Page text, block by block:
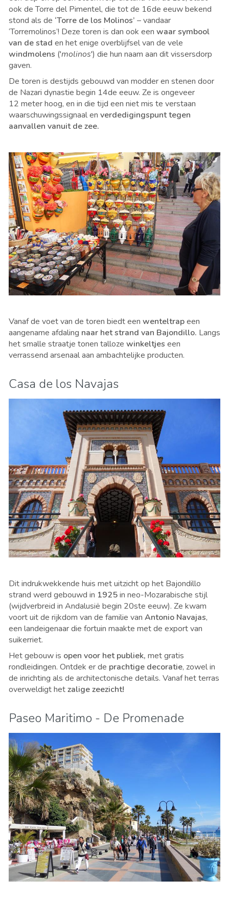
ook de Torre del Pimentel, die tot de 16de eeuw bekend
stond als de ‘Torre de los Molinos’ – vandaar
‘Torremolinos’! Deze toren is dan ook een waar symbool
van de stad en het enige overblijfsel van de vele
windmolens ('molinos') die hun naam aan dit vissersdorp
gaven.
De toren is destijds gebouwd van modder en stenen door
de Nazari dynastie begin 14de eeuw. Ze is ongeveer
12 meter hoog, en in die tijd een niet mis te verstaan
waarschuwingssignaal en verdedigingspunt tegen
aanvallen vanuit de zee.
Vanaf de voet van de toren biedt een wenteltrapeen
aangename afdaling naar het strand van Bajondillo. Langs
het smalle straatje tonen talloze winkeltjes een
verrassend arsenaal aan ambachtelijke producten.
Casa de los Navajas
Dit indrukwekkende huis met uitzicht op het Bajondillo
strand werd gebouwd in 1925in neo-Mozarabische stijl
(wijdverbreid in Andalusië begin 20ste eeuw). Ze kwam
voort uit de rijkdom van de familie van Antonio Navajas,
een landeigenaar die fortuin maakte met de export van
suikerriet.
Het gebouw is open voor het publiek, met gratis
rondleidingen. Ontdek er de prachtige decoratie, zowel in
de inrichting als de architectonische details. Vanaf het terras
overweldigt hetzalige zeezicht!
Paseo Maritimo - De Promenade